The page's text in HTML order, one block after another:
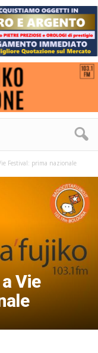
Festival: prima nazionale
Vie